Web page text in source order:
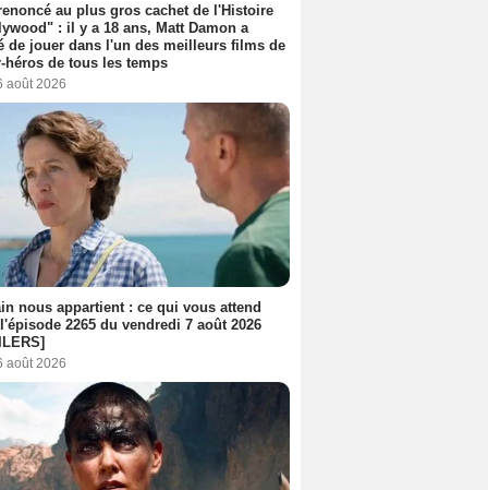
au plus gros cachet de l'Histoire
: il y a 18 ans, Matt Damon a
de jouer dans l'un des meilleurs films de
héros de tous les temps
août 2026
nous appartient : ce qui vous attend
2265 du vendredi 7 août 2026
août 2026